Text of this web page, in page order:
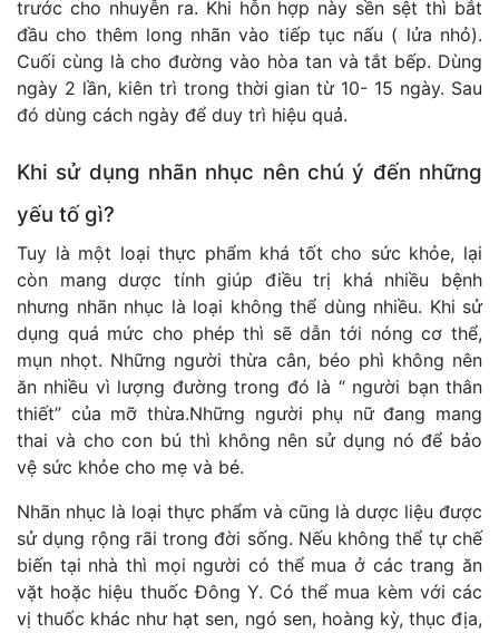
trước cho nhuyễn ra. Khi hỗn hợp này sền sệt thì bắt
đầu cho thêm long nhãn vào tiếp tục nấu ( lửa nhỏ).
Cuối cùng là cho đường vào hòa tan và tắt bếp. Dùng
ngày 2 lần, kiên trì trong thời gian từ 10- 15 ngày. Sau
đó dùng cách ngày để duy trì hiệu quả.
Khi sử dụng nhãn nhục nên chú ý đến những
yếu tố gì?
Tuy là một loại thực phẩm khá tốt cho sức khỏe, lại
còn mang dược tính giúp điều trị khá nhiều bệnh
nhưng nhãn nhục là loại không thể dùng nhiều. Khi sử
dụng quá mức cho phép thì sẽ dẫn tới nóng cơ thể,
mụn nhọt. Những người thừa cân, béo phì không nên
ăn nhiều vì lượng đường trong đó là “ người bạn thân
thiết” của mỡ thừa.Những người phụ nữ đang mang
thai và cho con bú thì không nên sử dụng nó để bảo
vệ sức khỏe cho mẹ và bé.
Nhãn nhục là loại thực phẩm và cũng là dược liệu được
sử dụng rộng rãi trong đời sống. Nếu không thể tự chế
biến tại nhà thì mọi người có thể mua ở các trang ăn
vặt hoặc hiệu thuốc Đông Y. Có thể mua kèm với các
vị thuốc khác như hạt sen, ngó sen, hoàng kỳ, thục địa,